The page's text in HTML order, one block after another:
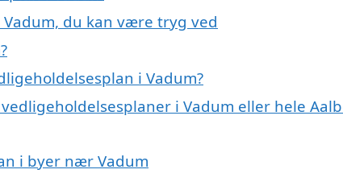
du kan være tryg ved
i Vadum?
i Vadum eller hele
i byer nær Vadum